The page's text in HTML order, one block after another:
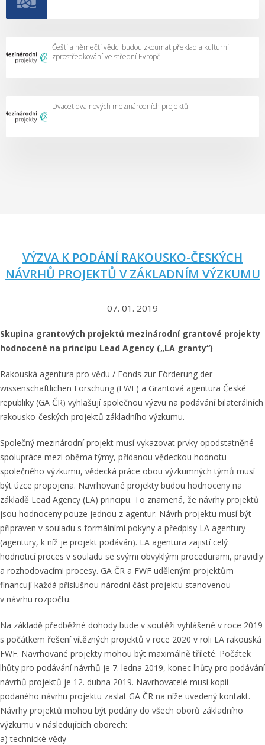
Čeští a němečtí vědci budou zkoumat překlad a kulturní
zprostředkování ve střední Evropě
Dvacet dva nových mezinárodních projektů
VÝZVA K PODÁNÍ RAKOUSKO-ČESKÝCH
NÁVRHŮ PROJEKTŮ V ZÁKLADNÍM VÝZKUMU
07. 01. 2019
Skupina grantových projektů mezinárodní grantové projekty
hodnocené na principu Lead Agency („LA granty“)
Rakouská agentura pro vědu / Fonds zur Förderung der
wissenschaftlichen Forschung (FWF) a Grantová agentura České
republiky (GA ČR) vyhlašují společnou výzvu na podávání bilaterálních
rakousko-českých projektů základního výzkumu.
Společný mezinárodní projekt musí vykazovat prvky opodstatněné
spolupráce mezi oběma týmy, přidanou vědeckou hodnotu
společného výzkumu, vědecká práce obou výzkumných týmů musí
být úzce propojena. Navrhované projekty budou hodnoceny na
základě Lead Agency (LA) principu. To znamená, že návrhy projektů
jsou hodnoceny pouze jednou z agentur. Návrh projektu musí být
připraven v souladu s formálními pokyny a předpisy LA agentury
(agentury, k níž je projekt podáván). LA agentura zajistí celý
hodnoticí proces v souladu se svými obvyklými procedurami, pravidly
a rozhodovacími procesy. GA ČR a FWF uděleným projektům
financují každá příslušnou národní část projektu stanovenou
v návrhu rozpočtu.
Na základě předběžné dohody bude v soutěži vyhlášené v roce 2019
s počátkem řešení vítězných projektů v roce 2020 v roli LA rakouská
FWF. Navrhované projekty mohou být maximálně tříleté. Počátek
lhůty pro podávání návrhů je 7. ledna 2019, konec lhůty pro podávání
návrhů projektů je 12. dubna 2019. Navrhovatelé musí kopii
podaného návrhu projektu zaslat GA ČR na níže uvedený kontakt.
Návrhy projektů mohou být podány do všech oborů základního
výzkumu v následujících oborech:
a) technické vědy